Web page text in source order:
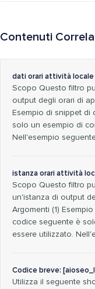
Contenuti
dati orari attività locale
Scopo Questo filtro
output degli orari di
Esempio di snippet
solo un esempio di
Nell'esempio
istanza orari attività
Scopo Questo filtro
un'istanza di output
Argomenti (1)
codice seguente è
essere utilizzato.
Codice breve:
Utilizza il seguente